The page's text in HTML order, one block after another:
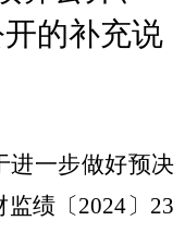
的补充说
进一步做好预决
监绩〔2024〕 23